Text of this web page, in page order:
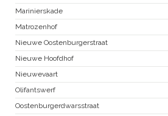
Marinierskade
Matrozenhof
Nieuwe Oostenburgerstraat
Nieuwe Hoofdhof
Nieuwevaart
Olifantswerf
Oostenburgerdwarsstraat